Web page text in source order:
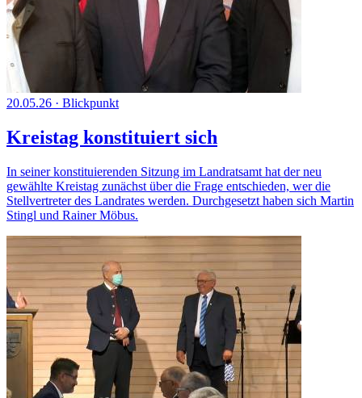
20.05.26 · Blickpunkt
Kreistag konstituiert sich
In seiner konstituierenden Sitzung im Landratsamt hat der neu
gewählte Kreistag zunächst über die Frage entschieden, wer die
Stellvertreter des Landrates werden. Durchgesetzt haben sich Martin
Stingl und Rainer Möbus.